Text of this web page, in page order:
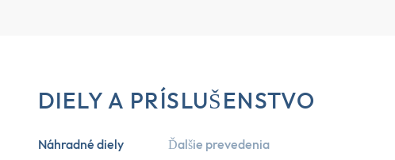
DIELY A PRÍSLUŠENSTVO
Náhradné diely Ďalšie prevedenia